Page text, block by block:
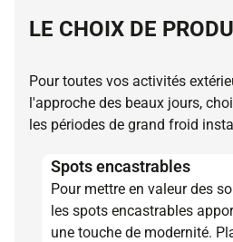
LE CHOIX DE
Pour toutes vos activités
l'approche des beaux jours,
les périodes de grand froid
Spots encastrables
Pour mettre en valeur des
les spots encastrables
une touche de modernité.